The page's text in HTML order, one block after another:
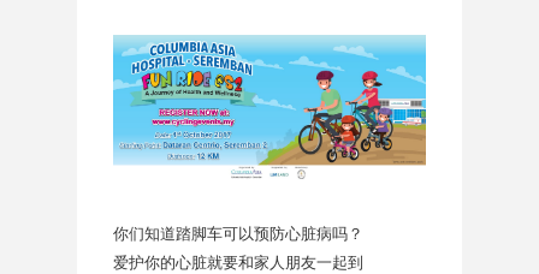
你们知道踏脚车可以预防心脏病吗？
爱护你的心脏就要和家人朋友一起到